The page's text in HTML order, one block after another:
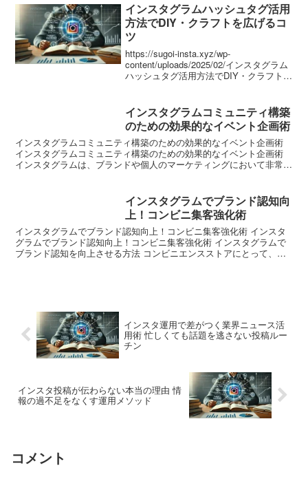
インスタグラムハッシュタグ活用
方法でDIY・クラフトを広げるコ
ツ
https://sugoi-insta.xyz/wp-
content/uploads/2025/02/インスタグラム
ハッシュタグ活用方法でDIY・クラフトを
インスタグラムコミュニティ構築
のための効果的なイベント企画術
インスタグラムコミュニティ構築のための効果的なイベント企画術
インスタグラムコミュニティ構築のための効果的なイベント企画術
インスタグラムは、ブランドや個人のマーケティングにおいて非常に
インスタグラムでブランド認知向
上！コンビニ集客強化術
インスタグラムでブランド認知向上！コンビニ集客強化術 インスタ
グラムでブランド認知向上！コンビニ集客強化術 インスタグラムで
ブランド認知を向上させる方法 コンビニエンスストアにとって、イ
インスタ運用で差がつく業界ニュース活
用術 忙しくても話題を逃さない投稿ルー
チン
インスタ投稿が伝わらない本当の理由 情
報の過不足をなくす運用メソッド
コメント